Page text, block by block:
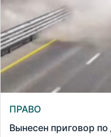
ПРАВО
Вынесен приговор